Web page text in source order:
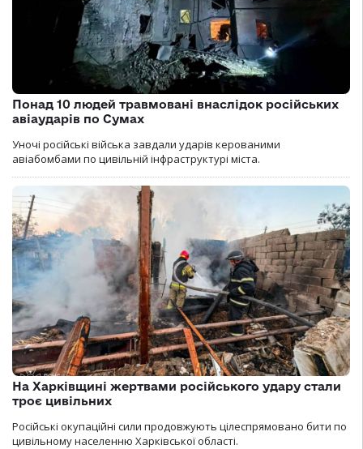
Понад 10 людей травмовані внаслідок російських
авіаударів по Сумах
Уночі російські війська завдали ударів керованими
авіабомбами по цивільній інфраструктурі міста.
На Харківщині жертвами російського удару стали
троє цивільних
Російські окупаційні сили продовжують цілеспрямовано бити по
цивільному населенню Харківської області.